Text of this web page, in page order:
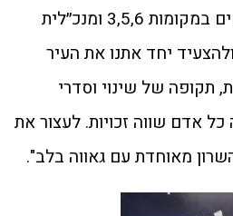
והגשנו את הרשימה: נשים במקומות 3,5,6 ומנכ״לית
יחד אתנו את העיר
תקופה של שינוי וסדרי
אדם שווה זכויות. לעצור את
מאוחדת עם גאווה בלב".